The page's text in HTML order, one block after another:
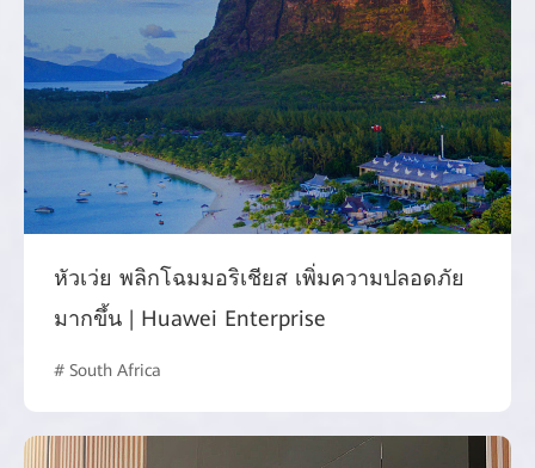
หัวเว่ย พลิกโฉมมอริเชียส เพิ่มความปลอดภัย
มากขึ้น | Huawei Enterprise
# South Africa